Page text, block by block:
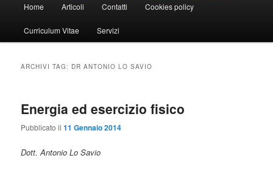
principale
Home Articoli Contatti Cookies policy
Curriculum Vitae Servizi
ARCHIVI TAG: DR ANTONIO LO SAVIO
Energia ed esercizio fisico
Pubblicato il11 Gennaio 2014
Dott. Antonio Lo Savio